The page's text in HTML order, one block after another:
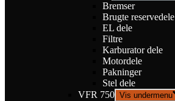
Bremser
Brugte reservedele
EL dele
Filtre
Karburator dele
Motordele
Pakninger
Stel dele
VFR 750 Vis undermenu